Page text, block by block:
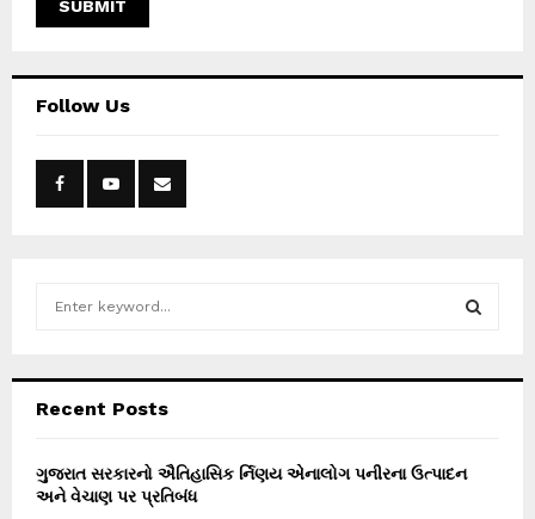
Follow Us
h
o
r
Recent Posts
ગુજરાત સરકારનો ઐતિહાસિક ર્નિણય એનાલોગ પનીરના ઉત્પાદન
અને વેચાણ પર પ્રતિબંધ